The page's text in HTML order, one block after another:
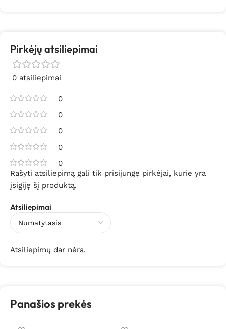
Pirkėjų atsiliepimai
0 atsiliepimai
0
0
0
0
0
Atsiliepimai
Atsiliepimų dar nėra.
Rašyti atsiliepimą gali tik prisijungę pirkėjai, kurie yra
įsigiję šį produktą.
Panašios prekės